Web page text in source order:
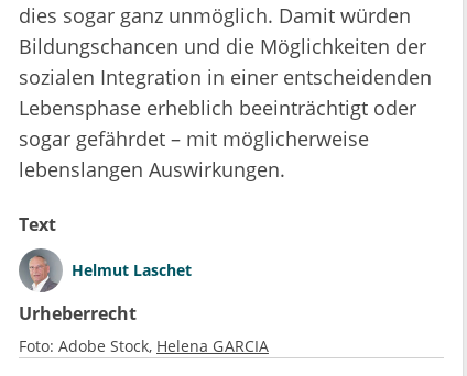
dies sogar ganz unmöglich. Damit würden
Bildungschancen und die Möglichkeiten der
sozialen Integration in einer entscheidenden
Lebensphase erheblich beeinträchtigt oder
sogar gefährdet – mit möglicherweise
lebenslangen Auswirkungen.
Text
Helmut Laschet
Urheberrecht
Foto: Adobe Stock Helena GARCIA